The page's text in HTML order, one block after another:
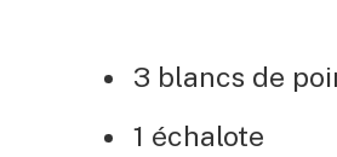
3 blancs de
1 échalote